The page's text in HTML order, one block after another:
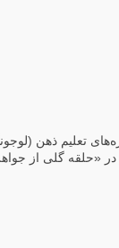
تعلیم ذهن
«حلقه گلی از